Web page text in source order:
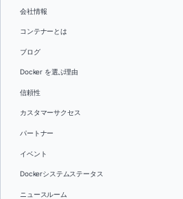
会社情報
コンテナーとは
ブログ
Docker を選ぶ理由
信頼性
カスタマーサクセス
パートナー
イベント
Dockerシステムステータス
ニュースルーム